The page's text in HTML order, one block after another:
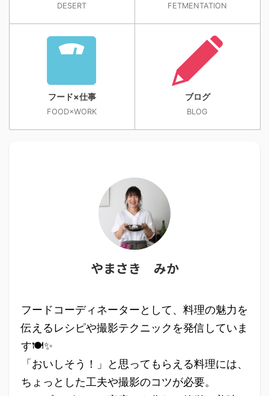
DESERT FETMENTATION
フード×仕事
FOOD×WORK
ブログ
BLOG
やまさき みか
フードコーディネーターとして、料理の魅力を
伝えるレシピや撮影テクニックを発信していま
す🍽✨
「おいしそう！」と思ってもらえる料理には、
ちょっとした工夫や撮影のコツが必要。